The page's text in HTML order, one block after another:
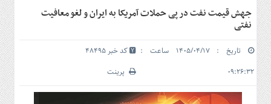
سرویس
ها
خانه
سرمایه
و
بورس
مسکن
جهش قیمت نفت در پی حملات آمریکا به ایران و لغو معافیت
نفتی
تاریخ : ۱۴۰۵/۰۴/۱۷ ساعت :
۰۹:۲۶:۳۲
کد خبر 48495
پرینت